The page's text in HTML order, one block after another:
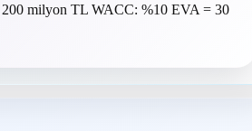
milyon TL WACC: %10 EVA = 30